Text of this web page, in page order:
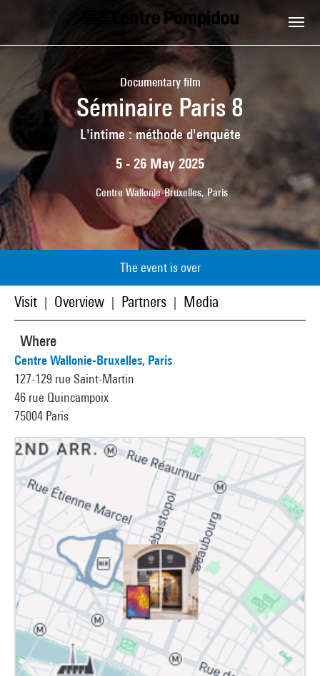
Documentary film
Séminaire Paris 8
L'intime : méthode d'enquête
5 - 26 May 2025
Centre Wallonie-Bruxelles, Paris
The event is over
Visit Overview Partners Media
Where
Centre Wallonie-Bruxelles, Paris
127-129 rue Saint-Martin
46 rue Quincampoix
75004 Paris